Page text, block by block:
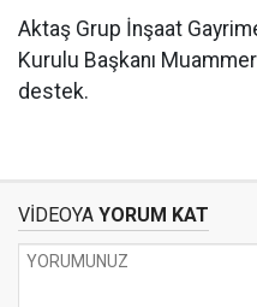
Aktaş Grup İnşaat
Kurulu Başkanı
destek.
VİDEOYA YORUM KAT